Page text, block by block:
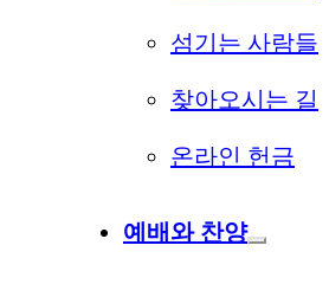
섬기는 사람들
찾아오시는 길
온라인 헌금
예배와 찬양